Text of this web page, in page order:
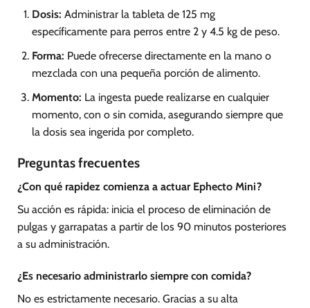
Dosis: Administrar la tableta de 125 mg
específicamente para perros entre 2 y 4.5 kg de peso.
Forma: Puede ofrecerse directamente en la mano o
mezclada con una pequeña porción de alimento.
Momento: La ingesta puede realizarse en cualquier
momento, con o sin comida, asegurando siempre que
la dosis sea ingerida por completo.
Preguntas frecuentes
¿Con qué rapidez comienza a actuar Ephecto Mini?
Su acción es rápida: inicia el proceso de eliminación de
pulgas y garrapatas a partir de los 90 minutos posteriores
a su administración.
¿Es necesario administrarlo siempre con comida?
No es estrictamente necesario. Gracias a su alta